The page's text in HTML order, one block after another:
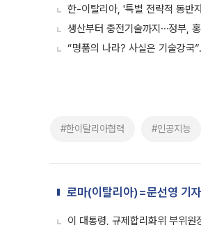
한-이탈리아, '특별 전략적 동반
생산부터 충전기술까지⋯정부,
“명품의 나라? 사실은 기술강국
#한이탈리아협력 #인공지능
로마(이탈리아)=문선영 기
이 대통령, 규제합리화위 부위